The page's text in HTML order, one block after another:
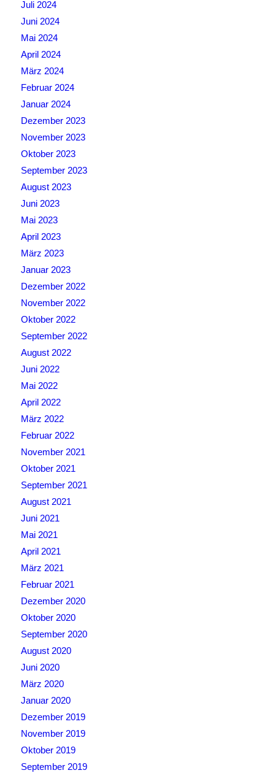
Juli 2024
Juni 2024
Mai 2024
April 2024
März 2024
Februar 2024
Januar 2024
Dezember 2023
November 2023
Oktober 2023
September 2023
August 2023
Juni 2023
Mai 2023
April 2023
März 2023
Januar 2023
Dezember 2022
November 2022
Oktober 2022
September 2022
August 2022
Juni 2022
Mai 2022
April 2022
März 2022
Februar 2022
November 2021
Oktober 2021
September 2021
August 2021
Juni 2021
Mai 2021
April 2021
März 2021
Februar 2021
Dezember 2020
Oktober 2020
September 2020
August 2020
Juni 2020
März 2020
Januar 2020
Dezember 2019
November 2019
Oktober 2019
September 2019